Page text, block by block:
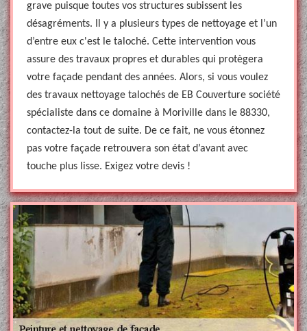
grave puisque toutes vos structures subissent les
désagréments. Il y a plusieurs types de nettoyage et l’un
d’entre eux c'est le taloché. Cette intervention vous
assure des travaux propres et durables qui protègera
votre façade pendant des années. Alors, si vous voulez
des travaux nettoyage talochés de EB Couverture société
spécialiste dans ce domaine à Moriville dans le 88330,
contactez-la tout de suite. De ce fait, ne vous étonnez
pas votre façade retrouvera son état d’avant avec
touche plus lisse. Exigez votre devis !